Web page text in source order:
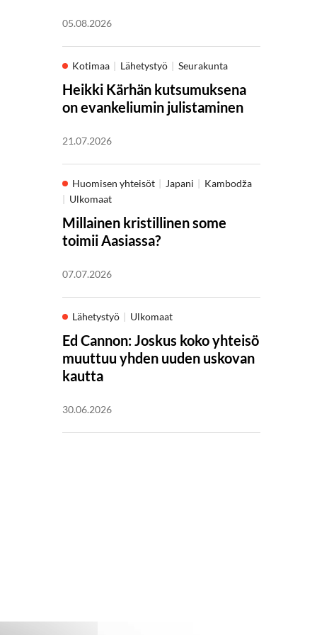
05.08.2026
Kotimaa Lähetystyö Seurakunta
Heikki Kärhän kutsumuksena
on evankeliumin julistaminen
21.07.2026
Huomisen yhteisöt Japani
Kambodža
Ulkomaat
Millainen kristillinen some
toimii Aasiassa?
07.07.2026
Lähetystyö Ulkomaat
Ed Cannon: Joskus koko yhteisö
muuttuu yhden uuden uskovan
kautta
30.06.2026